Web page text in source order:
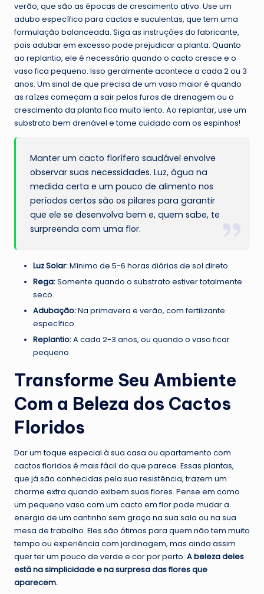
verão, que são as épocas de crescimento ativo. Use um
adubo específico para cactos e suculentas, que tem uma
formulação balanceada. Siga as instruções do fabricante,
pois adubar em excesso pode prejudicar a planta. Quanto
ao replantio, ele é necessário quando o cacto cresce e o
vaso fica pequeno. Isso geralmente acontece a cada 2 ou 3
anos. Um sinal de que precisa de um vaso maior é quando
as raízes começam a sair pelos furos de drenagem ou o
crescimento da planta fica muito lento. Ao replantar, use um
substrato bem drenável e tome cuidado com os espinhos!
Manter um cacto florífero saudável envolve
observar suas necessidades. Luz, água na
medida certa e um pouco de alimento nos
períodos certos são os pilares para garantir
que ele se desenvolva bem e, quem sabe, te
surpreenda com uma flor.
Luz Solar:Mínimo de 5-6 horas diárias de sol direto.
Rega:Somente quando o substrato estiver totalmente
seco.
Adubação:Na primavera e verão, com fertilizante
específico.
Replantio:A cada 2-3 anos, ou quando o vaso ficar
pequeno.
Transforme Seu Ambiente
Com a Beleza dos Cactos
Floridos
Dar um toque especial à sua casa ou apartamento com
cactos floridos é mais fácil do que parece. Essas plantas,
que já são conhecidas pela sua resistência, trazem um
charme extra quando exibem suas flores. Pense em como
um pequeno vaso com um cacto em flor pode mudar a
energia de um cantinho sem graça na sua sala ou na sua
mesa de trabalho. Eles são ótimos para quem não tem muito
tempo ou experiência com jardinagem, mas ainda assim
quer ter um pouco de verde e cor por perto. A beleza deles
está na simplicidade e na surpresa das flores que
aparecem.